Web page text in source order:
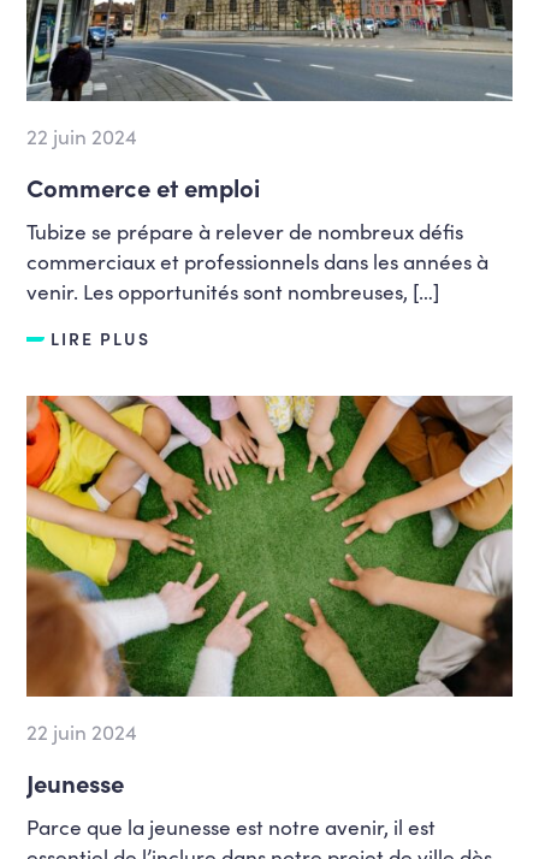
22 juin 2024
Commerce et emploi
Tubize se prépare à relever de nombreux défis
commerciaux et professionnels dans les années à
venir. Les opportunités sont nombreuses, […]
LIRE PLUS
22 juin 2024
Jeunesse
Parce que la jeunesse est notre avenir, il est